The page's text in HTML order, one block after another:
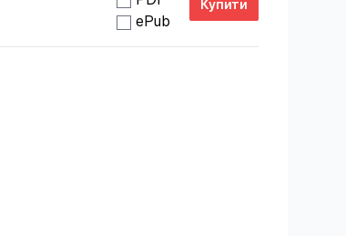
ePub